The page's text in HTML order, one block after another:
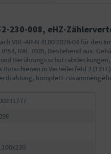
230-008, eHZ-
VDE-AR-N 4100:2026-04 für den
IP54, RAL 7035, Bestehend aus:
und
Hutschienen in Verteilerfeld 2
komplett